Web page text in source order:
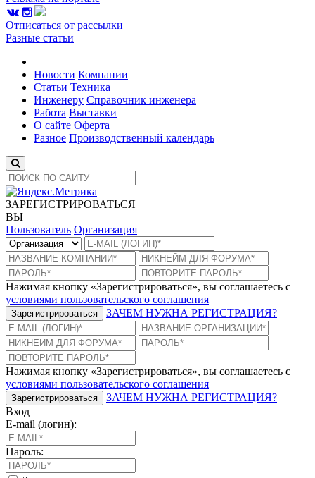
Отписаться от рассылки
Разные статьи
Новости Компании
Статьи Техника
Инженеру Справочник инженера
Работа Выставки
О сайте Оферта
Разное Производственный календарь
ЗАРЕГИСТРИРОВАТЬСЯ
ВЫ
Пользователь Организация
Нажимая кнопку «Зарегистрироваться», вы соглашаетесь с
условиями пользовательского соглашения
Зарегистрироваться ЗАЧЕМ НУЖНА РЕГИСТРАЦИЯ?
Нажимая кнопку «Зарегистрироваться», вы соглашаетесь с
условиями пользовательского соглашения
Зарегистрироваться
ЗАЧЕМ НУЖНА РЕГИСТРАЦИЯ?
Вход
E-mail (логин):
Пароль: